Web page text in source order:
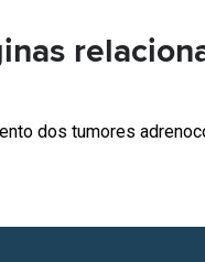
dos tumores